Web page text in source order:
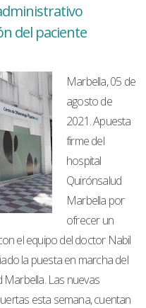
del paciente
Marbella, 05 de
agosto de
2021. Apuesta
firme del
hospital
Quirónsalud
Marbella por
ofrecer un
el equipo del doctor Nabil
la puesta en marcha del
Las nuevas
esta semana, cuentan